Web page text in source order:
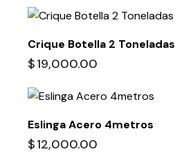
Crique Botella 2 Toneladas
$19,000.00
Eslinga Acero 4metros
$12,000.00